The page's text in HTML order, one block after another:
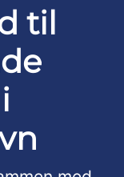
til